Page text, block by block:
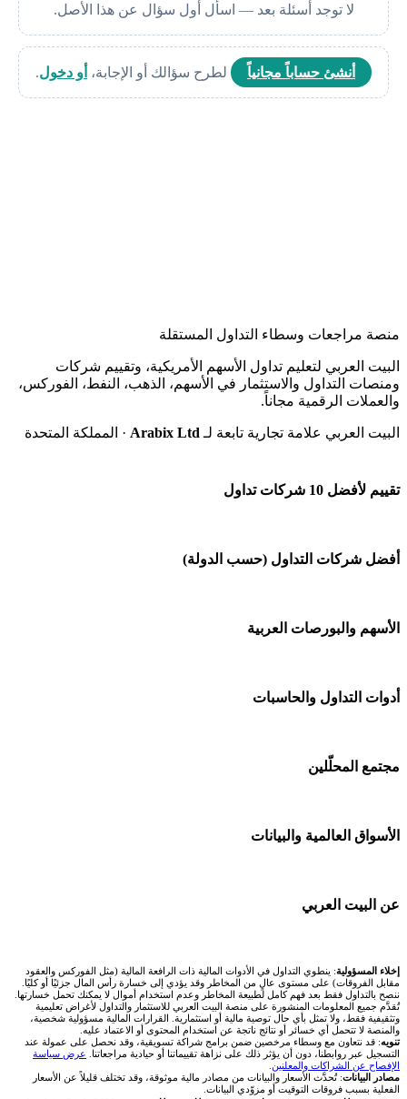
لا توجد أسئلة بعد — اسأل أول سؤال عن هذا الأصل.
أنشئ حساباً مجانياً لطرح سؤالك أو الإجابة، أو دخول.
منصة مراجعات وسطاء التداول المستقلة
البيت العربي لتعليم تداول الأسهم الأمريكية، وتقييم شركات
ومنصات التداول والاستثمار في الأسهم، الذهب، النفط، الفوركس،
والعملات الرقمية مجاناً.
البيت العربي علامة تجارية تابعة لـ Arabix Ltd · المملكة المتحدة
تقييم لأفضل 10 شركات تداول
شركة Capital.com
منصة بينانس
شركة Xm
انتراكتيف بروكرز IBKR
أفضل شركات التداول (حسب الدولة)
شركات تداول في السعودية
شركات تداول في قطر
شركات تداول في عُمان
شركات تداول في فلسطين
شركات تداول في مصر
الأسهم والبورصات العربية
🌍 كل البورصات العربية
🇪🇬 البورصة المصرية
🇶🇦 بورصة قطر
🇧🇭 بورصة البحرين
🇴🇲 بورصة مسقط
🇵🇸 بورصة فلسطين
أدوات التداول والحاسبات
🕌 حاسبة الزكاة
📌 حاسبة النقاط المحورية
📏 حاسبة حجم المركز
🔄 حاسبة تكلفة السواب
مجتمع المحلّلين
🧱 حائط المجتمع
الأسواق العالمية والبيانات
🌐 المؤشرات العالمية
🥇 أسعار الذهب والمعادن
💱 أسعار العملات والفوركس
💵 سعر الريال السعودي في مصر
عن البيت العربي
من نحن
تواصل معنا
فريق المؤلفين
إخلاء المسؤولية: ينطوي التداول في الأدوات المالية ذات الرافعة المالية (مثل الفوركس والعقود
مقابل الفروقات) على مستوى عالٍ من المخاطر وقد يؤدي إلى خسارة رأس المال جزئيًا أو كليًا.
ننصح بالتداول فقط بعد فهم كامل لطبيعة المخاطر وعدم استخدام أموال لا يمكنك تحمل خسارتها.
تُقدَّم جميع المعلومات المنشورة على منصة البيت العربي للاستثمار والتداول لأغراض تعليمية
وتثقيفية فقط، ولا تمثل بأي حال توصية مالية أو استثمارية. القرارات المالية مسؤولية شخصية،
والمنصة لا تتحمل أي خسائر أو نتائج ناتجة عن استخدام المحتوى أو الاعتماد عليه.
تنويه: قد نتعاون مع وسطاء مرخصين ضمن برامج شراكة تسويقية، وقد نحصل على عمولة عند
التسجيل عبر روابطنا، دون أن يؤثر ذلك على نزاهة تقييماتنا أو حيادية مراجعاتنا. عرض سياسة
الإفصاح عن الشراكات والمعلنين
مصادر البيانات: تُحدَّث الأسعار والبيانات من مصادر مالية موثوقة، وقد تختلف قليلاً عن الأسعار
الفعلية بسبب فروقات التوقيت أو مزوّدي البيانات.